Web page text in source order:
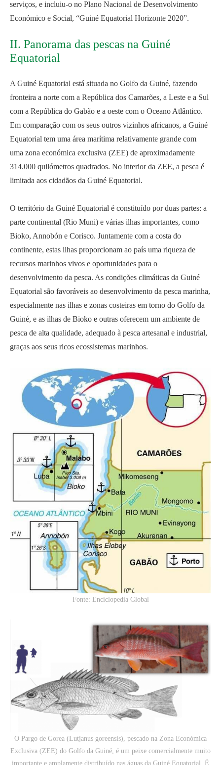
serviços, e incluiu-o no Plano Nacional de Desenvolvimento
Económico e Social, “Guiné Equatorial Horizonte 2020”.
II. Panorama das pescas na Guiné
Equatorial
A Guiné Equatorial está situada no Golfo da Guiné, fazendo
fronteira a norte com a República dos Camarões, a Leste e a Sul
com a República do Gabão e a oeste com o Oceano Atlântico.
Em comparação com os seus outros vizinhos africanos, a Guiné
Equatorial tem uma área marítima relativamente grande com
uma zona económica exclusiva (ZEE) de aproximadamente
314.000 quilómetros quadrados. No interior da ZEE, a pesca é
limitada aos cidadãos da Guiné Equatorial.
O território da Guiné Equatorial é constituído por duas partes: a
parte continental (Rio Muni) e várias ilhas importantes, como
Bioko, Annobón e Corisco. Juntamente com a costa do
continente, estas ilhas proporcionam ao país uma riqueza de
recursos marinhos vivos e oportunidades para o
desenvolvimento da pesca. As condições climáticas da Guiné
Equatorial são favoráveis ao desenvolvimento da pesca marinha,
especialmente nas ilhas e zonas costeiras em torno do Golfo da
Guiné, e as ilhas de Bioko e outras oferecem um ambiente de
pesca de alta qualidade, adequado à pesca artesanal e industrial,
graças aos seus ricos ecossistemas marinhos.
Fonte: Enciclopedia Global
O Pargo de Gorea (Lutjanus goreensis), pescado na Zona Económica
Exclusiva (ZEE) do Golfo da Guiné, é um peixe comercialmente muito
importante e amplamente distribuído nas águas da Guiné Equatorial. É